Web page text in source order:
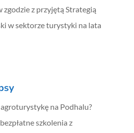
zgodzie z przyjętą Strategią
w sektorze turystyki na lata
na Podhalu?
szkolenia z